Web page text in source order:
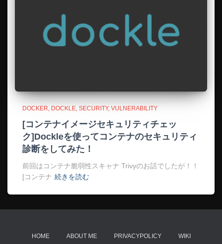
DOCKER DOCKLE SECURITY VULNERABILITY
[コンテナイメージセキュリティチェッ
ク]Dockleを使ってコンテナのセキュリティ
診断をしてみた！
前回はコンテナ脆弱性スキャナ Trivyのお話でしたが！！
[コンテナ 続きを読む
HOME ABOUT ME PRIVACYPOLICY WIKI